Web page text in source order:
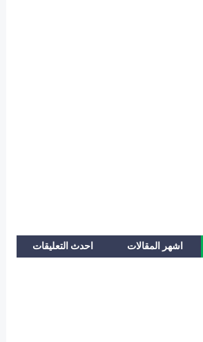
اشهر المقالات احدث التعليقات